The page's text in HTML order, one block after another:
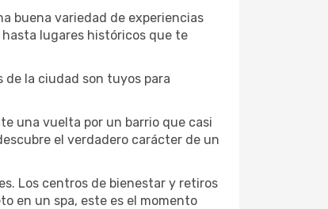
buena variedad de experiencias
lugares históricos que te
de la ciudad son tuyos para
una vuelta por un barrio que casi
el verdadero carácter de un
Los centros de bienestar y retiros
en un spa, este es el momento